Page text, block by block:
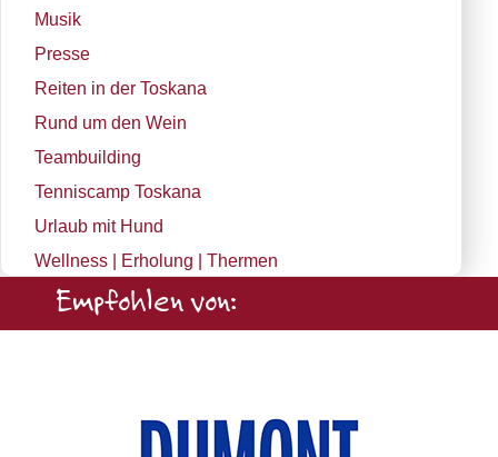
Musik
Presse
Reiten in der Toskana
Rund um den Wein
Teambuilding
Tenniscamp Toskana
Urlaub mit Hund
Wellness | Erholung | Thermen
Empfohlen von: